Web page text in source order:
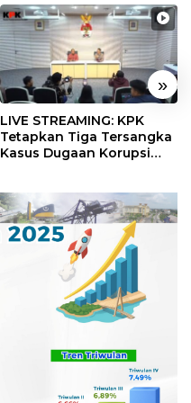
»
LIVE STREAMING: KPK
Tetapkan Tiga Tersangka
Kasus Dugaan Korupsi